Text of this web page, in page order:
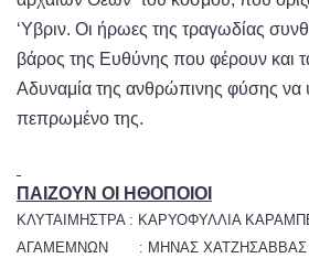
‘Υβριν. Οι ήρωες της τραγωδίας
βάρος της Ευθύνης που φέρουν και
Αδυναμία της ανθρώπινης φύσης να
πεπρωμένο της.
ΠΑΙΖΟΥΝ ΟΙ ΗΘΟΠΟΙΟΙ
ΚΛΥΤΑΙΜΗΣΤΡΑ : ΚΑΡΥΟΦΥΛΛΙΑ
ΑΓΑΜΕΜΝΩΝ : ΜΗΝΑΣ ΧΑΤΖΗΣΑΒΒΑΣ